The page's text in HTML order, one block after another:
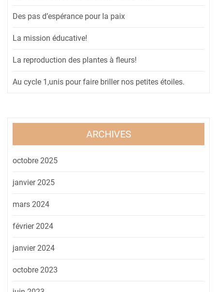
Des pas d’espérance pour la paix
La mission éducative!
La reproduction des plantes à fleurs!
Au cycle 1,unis pour faire briller nos petites étoiles.
ARCHIVES
octobre 2025
janvier 2025
mars 2024
février 2024
janvier 2024
octobre 2023